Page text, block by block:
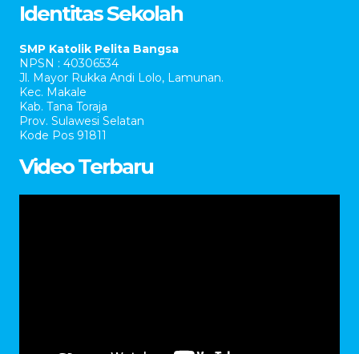
Identitas Sekolah
SMP Katolik Pelita Bangsa
NPSN : 40306534
Jl. Mayor Rukka Andi Lolo, Lamunan.
Kec. Makale
Kab. Tana Toraja
Prov. Sulawesi Selatan
Kode Pos 91811
Video Terbaru